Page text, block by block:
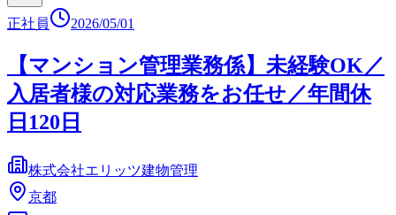
正社員 2026/05/01
【マンション管理業務係】未経験OK／
入居者様の対応業務をお任せ／年間休
日120日
株式会社エリッツ建物管理
京都